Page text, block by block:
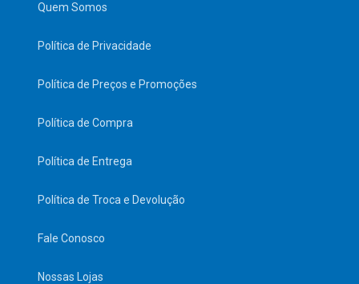
Quem Somos
Política de Privacidade
Política de Preços e Promoções
Política de Compra
Política de Entrega
Política de Troca e Devolução
Fale Conosco
Nossas Lojas